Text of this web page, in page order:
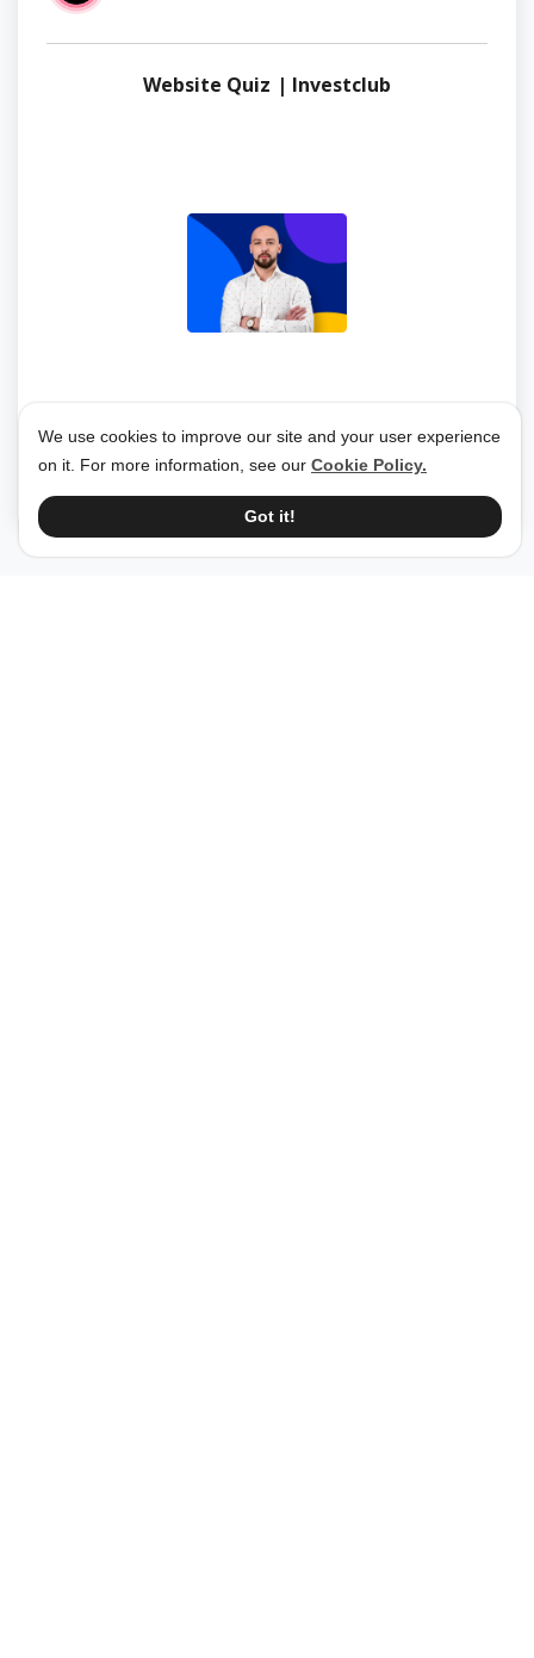
We use cookies to improve our site and your user experience
on it. For more information, see our Cookie Policy.
Got it!
Website Quiz | Investclub
21 May 2024